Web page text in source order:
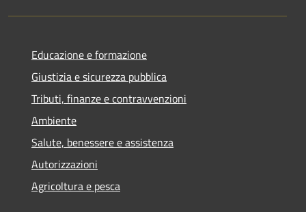
Educazione e formazione
Giustizia e sicurezza pubblica
Tributi, finanze e contravvenzioni
Ambiente
Salute, benessere e assistenza
Autorizzazioni
Agricoltura e pesca